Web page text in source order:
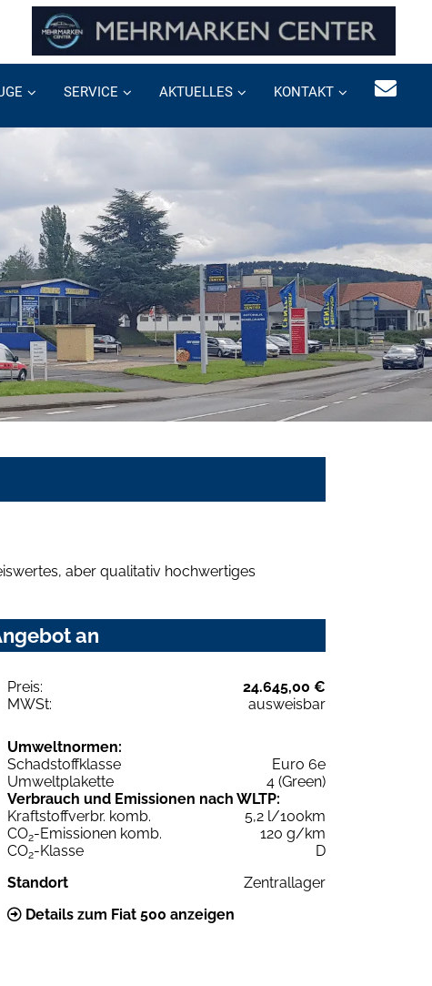
SERVICE AKTUELLES KONTAKT
aber qualitativ hochwertiges
an
Preis:
24.645,00 €
MWSt:
ausweisbar
Umweltnormen:
Schadstoffklasse
Euro 6e
Umweltplakette
4 (Green)
Verbrauch und Emissionen nach WLTP:
Kraftstoffverbr. komb.
5,2 l/100km
CO2-Emissionen komb.
120 g/km
CO2-Klasse
D
Standort
Zentrallager
Details zum Fiat 500 anzeigen